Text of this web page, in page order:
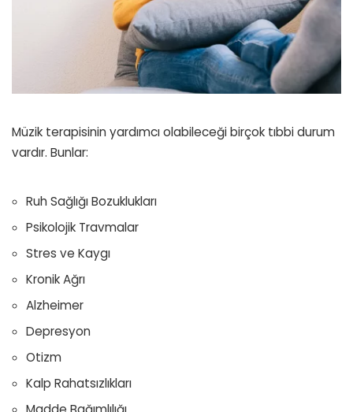
Müzik terapisinin yardımcı olabileceği birçok tıbbi durum
vardır. Bunlar:
Ruh Sağlığı Bozuklukları
Psikolojik Travmalar
Stres ve Kaygı
Kronik Ağrı
Alzheimer
Depresyon
Otizm
Kalp Rahatsızlıkları